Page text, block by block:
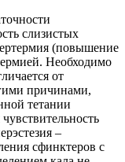
слизистых
(повышение
Необходимо
от
причинами,
тетании
–
сфинктеров с